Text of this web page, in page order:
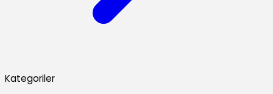
Kategoriler